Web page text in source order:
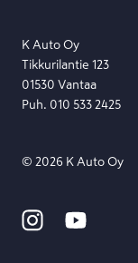
K Auto Oy
Tikkurilantie 123
01530 Vantaa
Puh. 010 533 2425
© 2026 K Auto Oy